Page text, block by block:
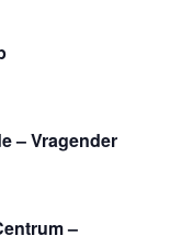
– Vragender
–